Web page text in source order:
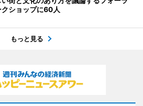
ショップに60人
もっと見る